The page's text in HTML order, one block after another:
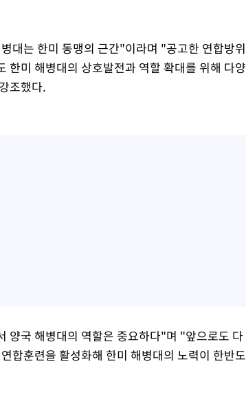
대는 한미 동맹의 근간"이라며 "공고한 연합방위
한미 해병대의 상호발전과 역할 확대를 위해 다양
조했다.
양국 해병대의 역할은 중요하다"며 "앞으로도 다
합훈련을 활성화해 한미 해병대의 노력이 한반도